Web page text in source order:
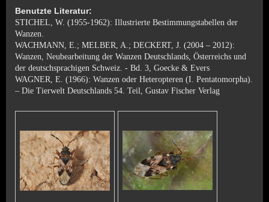
Benutzte Literatur:
STICHEL, W. (1955-1962): Illustrierte Bestimmungstabellen der
Wanzen.
WACHMANN, E.; MELBER, A.; DECKERT, J. (2004 – 2012):
Wanzen, Neubearbeitung der Wanzen Deutschlands, Österreichs und
der deutschsprachigen Schweiz. - Bd. 3, Goecke & Evers
WAGNER, E. (1966): Wanzen oder Heteropteren (I. Pentatomorpha).
– Die Tierwelt Deutschlands 54. Teil, Gustav Fischer Verlag